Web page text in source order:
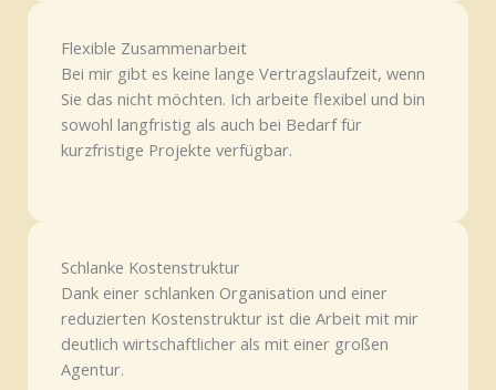
Flexible Zusammenarbeit
Bei mir gibt es keine lange Vertragslaufzeit, wenn
Sie das nicht möchten. Ich arbeite flexibel und bin
sowohl langfristig als auch bei Bedarf für
kurzfristige Projekte verfügbar.
Schlanke Kostenstruktur
Dank einer schlanken Organisation und einer
reduzierten Kostenstruktur ist die Arbeit mit mir
deutlich wirtschaftlicher als mit einer großen
Agentur.